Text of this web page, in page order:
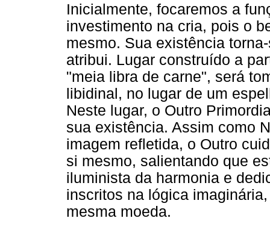
Inicialmente, focaremos a
investimento na cria, pois o
mesmo. Sua existência
atribui. Lugar construído a
"meia libra de carne", será
libidinal, no lugar de um
Neste lugar, o Outro
sua existência. Assim como
imagem refletida, o Outro
si mesmo, salientando que
iluminista da harmonia e
inscritos na lógica
mesma moeda.